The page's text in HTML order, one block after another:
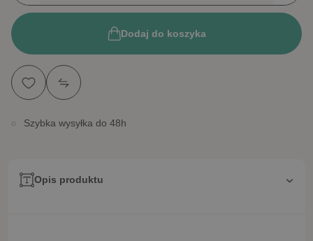
Dodaj do koszyka
Szybka wysyłka do 48h
Opis produktu